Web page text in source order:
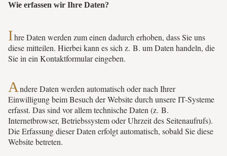
Wie erfassen wir Ihre Daten?
Ihre Daten werden zum einen dadurch erhoben, dass Sie uns
diese mitteilen. Hierbei kann es sich z. B. um Daten handeln, die
Sie in ein Kontaktformular eingeben.
Andere Daten werden automatisch oder nach Ihrer
Einwilligung beim Besuch der Website durch unsere IT-Systeme
erfasst. Das sind vor allem technische Daten (z. B.
Internetbrowser, Betriebssystem oder Uhrzeit des Seitenaufrufs).
Die Erfassung dieser Daten erfolgt automatisch, sobald Sie diese
Website betreten.